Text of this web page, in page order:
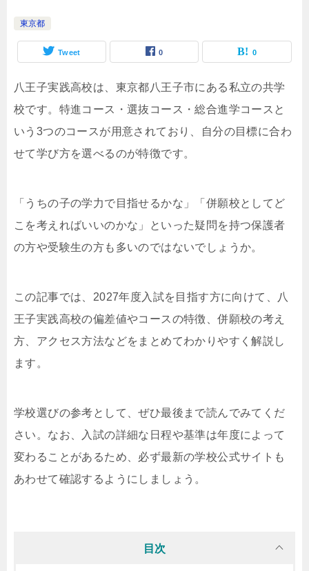
東京都
Tweet 0 0
八王子実践高校は、東京都八王子市にある私立の共学
校です。特進コース・選抜コース・総合進学コースと
いう3つのコースが用意されており、自分の目標に合わ
せて学び方を選べるのが特徴です。
「うちの子の学力で目指せるかな」「併願校としてど
こを考えればいいのかな」といった疑問を持つ保護者
の方や受験生の方も多いのではないでしょうか。
この記事では、2027年度入試を目指す方に向けて、八
王子実践高校の偏差値やコースの特徴、併願校の考え
方、アクセス方法などをまとめてわかりやすく解説し
ます。
学校選びの参考として、ぜひ最後まで読んでみてくだ
さい。なお、入試の詳細な日程や基準は年度によって
変わることがあるため、必ず最新の学校公式サイトも
あわせて確認するようにしましょう。
目次